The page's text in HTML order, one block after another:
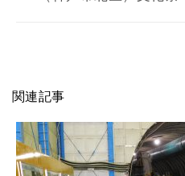
関連記事